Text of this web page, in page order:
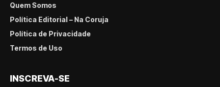
Quem Somos
Política Editorial – Na Coruja
Política de Privacidade
Termos de Uso
INSCREVA-SE